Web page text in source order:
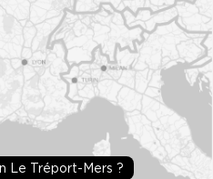
Le Tréport-Mers ?